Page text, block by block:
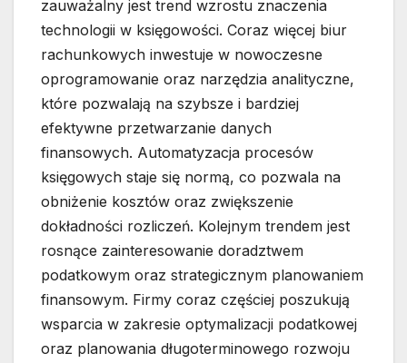
zauważalny jest trend wzrostu znaczenia
technologii w księgowości. Coraz więcej biur
rachunkowych inwestuje w nowoczesne
oprogramowanie oraz narzędzia analityczne,
które pozwalają na szybsze i bardziej
efektywne przetwarzanie danych
finansowych. Automatyzacja procesów
księgowych staje się normą, co pozwala na
obniżenie kosztów oraz zwiększenie
dokładności rozliczeń. Kolejnym trendem jest
rosnące zainteresowanie doradztwem
podatkowym oraz strategicznym planowaniem
finansowym. Firmy coraz częściej poszukują
wsparcia w zakresie optymalizacji podatkowej
oraz planowania długoterminowego rozwoju